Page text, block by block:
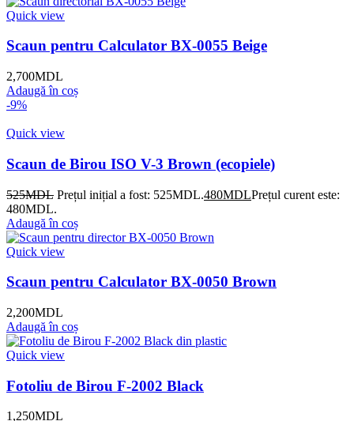
Quick view
Scaun pentru Calculator BX-0055 Beige
2,700MDL
Adaugă în coș
-9%
Quick view
Scaun de Birou ISO V-3 Brown (ecopiele)
525MDL Prețul inițial a fost: 525MDL.480MDLPrețul curent este:
480MDL.
Adaugă în coș
Quick view
Scaun pentru Calculator BX-0050 Brown
2,200MDL
Adaugă în coș
Quick view
Fotoliu de Birou F-2002 Black
1,250MDL